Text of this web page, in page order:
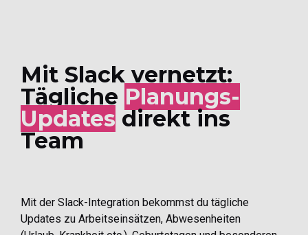
Mit Slack vernetzt:
Tägliche Planungs-
Updates direkt ins
Team
Mit der Slack-Integration bekommst du tägliche
Updates zu Arbeitseinsätzen, Abwesenheiten